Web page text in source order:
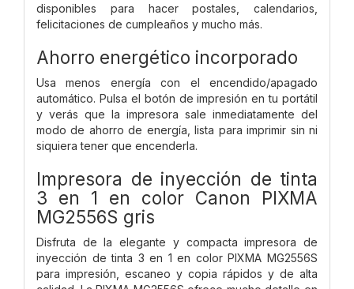
disponibles para hacer postales, calendarios,
felicitaciones de cumpleaños y mucho más.
Ahorro energético incorporado
Usa menos energía con el encendido/apagado
automático. Pulsa el botón de impresión en tu portátil
y verás que la impresora sale inmediatamente del
modo de ahorro de energía, lista para imprimir sin ni
siquiera tener que encenderla.
Impresora de inyección de tinta
3 en 1 en color Canon PIXMA
MG2556S gris
Disfruta de la elegante y compacta impresora de
inyección de tinta 3 en 1 en color PIXMA MG2556S
para impresión, escaneo y copia rápidos y de alta